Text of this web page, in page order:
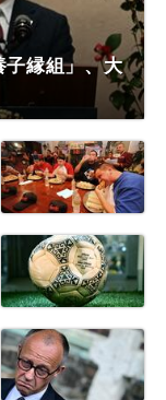
子縁組」、大